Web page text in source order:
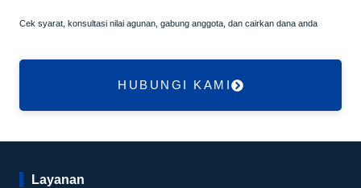
Cek syarat, konsultasi nilai agunan, gabung anggota, dan cairkan dana anda
HUBUNGI KAMI
Layanan